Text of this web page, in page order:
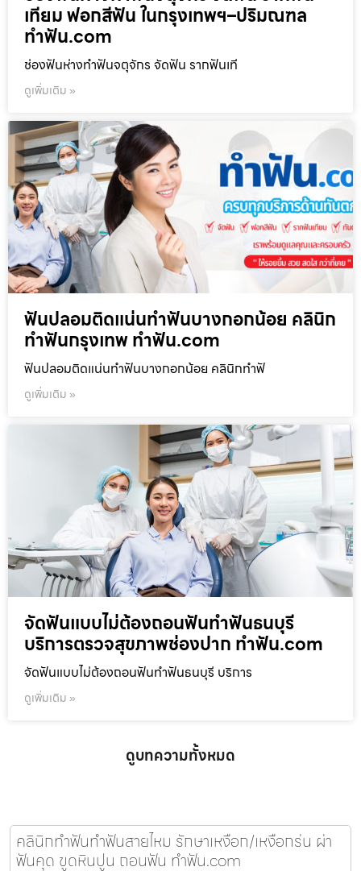
เทียม ฟอกสีฟัน ในกรุงเทพฯ–ปริมณฑล
ทำฟัน.com
ช่องฟันห่างทำฟันจตุจักร จัดฟัน รากฟันเที
ดูเพิ่มเติม »
ฟันปลอมติดแน่นทำฟันบางกอกน้อย คลินิก
ทำฟันกรุงเทพ ทำฟัน.com
ฟันปลอมติดแน่นทำฟันบางกอกน้อย คลินิกทำฟั
ดูเพิ่มเติม »
จัดฟันแบบไม่ต้องถอนฟันทำฟันธนบุรี
บริการตรวจสุขภาพช่องปาก ทำฟัน.com
จัดฟันแบบไม่ต้องถอนฟันทำฟันธนบุรี บริการ
ดูเพิ่มเติม »
ดูบทความทั้งหมด
คลินิกทำฟันทำฟันสายไหม รักษาเหงือก/เหงือกร่น ผ่า
ฟันคุด ขูดหินปูน ถอนฟัน ทำฟัน.com